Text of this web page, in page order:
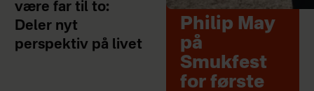
være far til to:
Deler nyt
perspektiv på livet
Philip May
på
Smukfest
for første